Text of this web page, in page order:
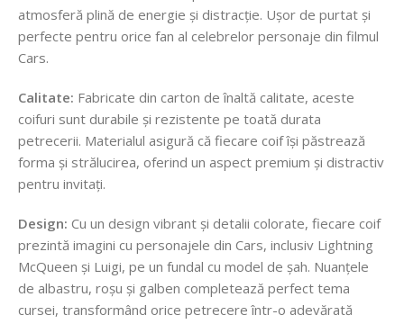
atmosferă plină de energie și distracție. Ușor de purtat și
perfecte pentru orice fan al celebrelor personaje din filmul
Cars.
Calitate: Fabricate din carton de înaltă calitate, aceste
coifuri sunt durabile și rezistente pe toată durata
petrecerii. Materialul asigură că fiecare coif își păstrează
forma și strălucirea, oferind un aspect premium și distractiv
pentru invitați.
Design: Cu un design vibrant și detalii colorate, fiecare coif
prezintă imagini cu personajele din Cars, inclusiv Lightning
McQueen și Luigi, pe un fundal cu model de șah. Nuanțele
de albastru, roșu și galben completează perfect tema
cursei, transformând orice petrecere într-o adevărată